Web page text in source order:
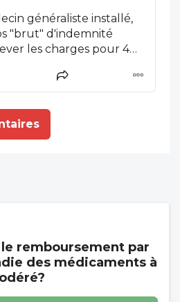
généraliste installé,
"brut" d'indemnité
les charges pour 4h
remboursement par
des médicaments à